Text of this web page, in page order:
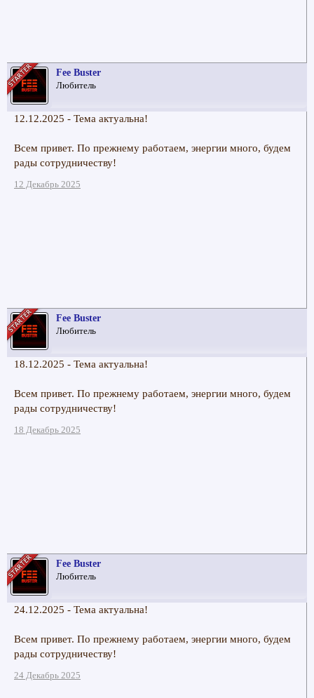
Fee Buster
Любитель
12.12.2025 - Тема актуальна!
Всем привет. По прежнему работаем, энергии много, будем
рады сотрудничеству!
12 Декабрь 2025
Fee Buster
Любитель
18.12.2025 - Тема актуальна!
Всем привет. По прежнему работаем, энергии много, будем
рады сотрудничеству!
18 Декабрь 2025
Fee Buster
Любитель
24.12.2025 - Тема актуальна!
Всем привет. По прежнему работаем, энергии много, будем
рады сотрудничеству!
24 Декабрь 2025